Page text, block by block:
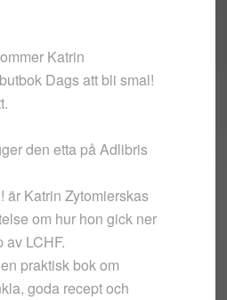
Katrin
Dags att bli smal!
den etta på Adlibris
är Katrin Zytomierskas
om hur hon gick ner
av LCHF.
praktisk bok om
goda recept och